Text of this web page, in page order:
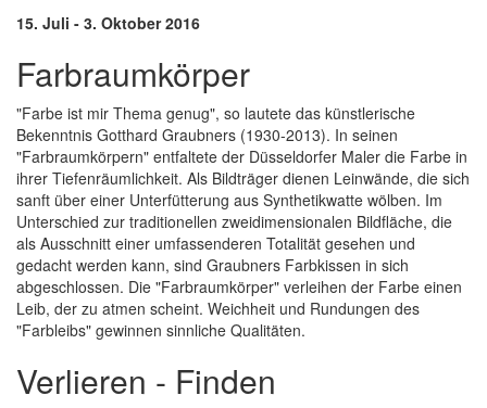
15. Juli - 3. Oktober 2016
Farbraumkörper
"Farbe ist mir Thema genug", so lautete das künstlerische
Bekenntnis Gotthard Graubners (1930-2013). In seinen
"Farbraumkörpern" entfaltete der Düsseldorfer Maler die Farbe in
ihrer Tiefenräumlichkeit. Als Bildträger dienen Leinwände, die sich
sanft über einer Unterfütterung aus Synthetikwatte wölben. Im
Unterschied zur traditionellen zweidimensionalen Bildfläche, die
als Ausschnitt einer umfassenderen Totalität gesehen und
gedacht werden kann, sind Graubners Farbkissen in sich
abgeschlossen. Die "Farbraumkörper" verleihen der Farbe einen
Leib, der zu atmen scheint. Weichheit und Rundungen des
"Farbleibs" gewinnen sinnliche Qualitäten.
Verlieren - Finden